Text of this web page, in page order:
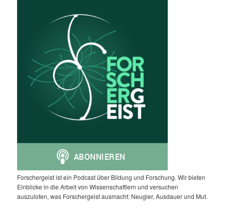
Forschergeist ist ein Podcast über Bildung und Forschung. Wir bieten
Einblicke in die Arbeit von Wissenschaftlern und versuchen
auszuloten, was Forschergeist ausmacht: Neugier, Ausdauer und Mut.